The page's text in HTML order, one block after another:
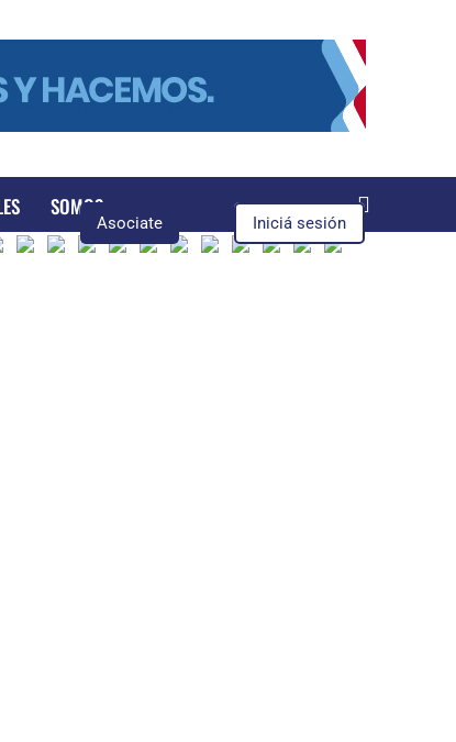
Asociate Iniciá sesión
SOMOS